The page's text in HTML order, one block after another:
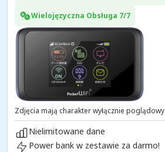
Wielojęzyczna Obsługa 7/7
Zdjęcia mają charakter wyłącznie poglądowy
Nielimitowane dane
Power bank w zestawie za darmo!